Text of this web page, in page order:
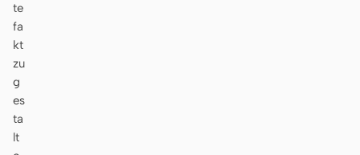
te
fa
kt
zu
g
es
ta
lt